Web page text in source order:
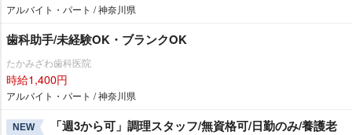
アルバイト・パート / 神奈川県
歯科助手/未経験OK・ブランクOK
たかみざわ歯科医院
時給1,400円
アルバイト・パート / 神奈川県
NEW
「週3から可」調理スタッフ/無資格可/日勤のみ/養護老